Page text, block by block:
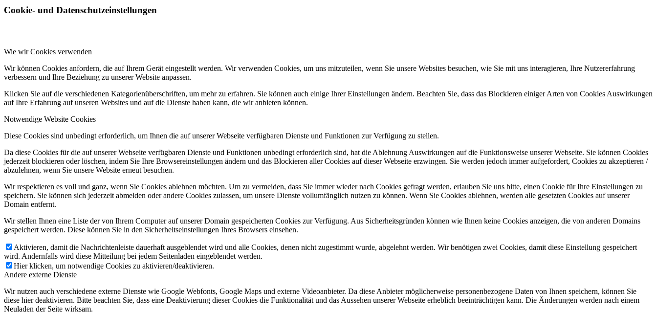
Cookie- und Datenschutzeinstellungen
Wie wir Cookies verwenden
Wir können Cookies anfordern, die auf Ihrem Gerät eingestellt werden. Wir verwenden Cookies, um uns mitzuteilen, wenn Sie unsere Websites besuchen, wie Sie mit uns interagieren, Ihre Nutzererfahrung
verbessern und Ihre Beziehung zu unserer Website anpassen.
Klicken Sie auf die verschiedenen Kategorienüberschriften, um mehr zu erfahren. Sie können auch einige Ihrer Einstellungen ändern. Beachten Sie, dass das Blockieren einiger Arten von Cookies Auswirkungen
auf Ihre Erfahrung auf unseren Websites und auf die Dienste haben kann, die wir anbieten können.
Notwendige Website Cookies
Diese Cookies sind unbedingt erforderlich, um Ihnen die auf unserer Webseite verfügbaren Dienste und Funktionen zur Verfügung zu stellen.
Da diese Cookies für die auf unserer Webseite verfügbaren Dienste und Funktionen unbedingt erforderlich sind, hat die Ablehnung Auswirkungen auf die Funktionsweise unserer Webseite. Sie können Cookies
jederzeit blockieren oder löschen, indem Sie Ihre Browsereinstellungen ändern und das Blockieren aller Cookies auf dieser Webseite erzwingen. Sie werden jedoch immer aufgefordert, Cookies zu akzeptieren /
abzulehnen, wenn Sie unsere Website erneut besuchen.
Wir respektieren es voll und ganz, wenn Sie Cookies ablehnen möchten. Um zu vermeiden, dass Sie immer wieder nach Cookies gefragt werden, erlauben Sie uns bitte, einen Cookie für Ihre Einstellungen zu
speichern. Sie können sich jederzeit abmelden oder andere Cookies zulassen, um unsere Dienste vollumfänglich nutzen zu können. Wenn Sie Cookies ablehnen, werden alle gesetzten Cookies auf unserer
Domain entfernt.
Wir stellen Ihnen eine Liste der von Ihrem Computer auf unserer Domain gespeicherten Cookies zur Verfügung. Aus Sicherheitsgründen können wie Ihnen keine Cookies anzeigen, die von anderen Domains
gespeichert werden. Diese können Sie in den Sicherheitseinstellungen Ihres Browsers einsehen.
Aktivieren, damit die Nachrichtenleiste dauerhaft ausgeblendet wird und alle Cookies, denen nicht zugestimmt wurde, abgelehnt werden. Wir benötigen zwei Cookies, damit diese Einstellung gespeichert
wird. Andernfalls wird diese Mitteilung bei jedem Seitenladen eingeblendet werden.
Hier klicken, um notwendige Cookies zu aktivieren/deaktivieren.
Andere externe Dienste
Wir nutzen auch verschiedene externe Dienste wie Google Webfonts, Google Maps und externe Videoanbieter. Da diese Anbieter möglicherweise personenbezogene Daten von Ihnen speichern, können Sie
diese hier deaktivieren. Bitte beachten Sie, dass eine Deaktivierung dieser Cookies die Funktionalität und das Aussehen unserer Webseite erheblich beeinträchtigen kann. Die Änderungen werden nach einem
Neuladen der Seite wirksam.